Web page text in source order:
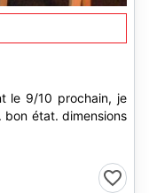
le 9/10 prochain, je
bon état. dimensions